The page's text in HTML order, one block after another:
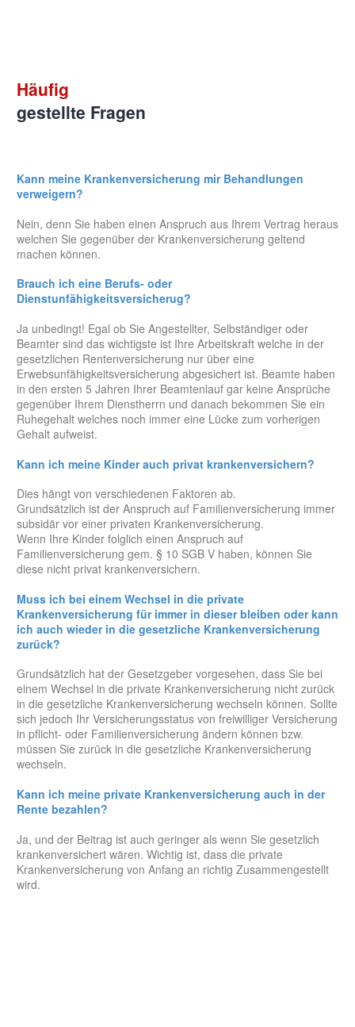
Häufig
gestellte Fragen
Kann meine Krankenversicherung mir Behandlungen
verweigern?
Nein, denn Sie haben einen Anspruch aus Ihrem Vertrag heraus
welchen Sie gegenüber der Krankenversicherung geltend
machen können.
Brauch ich eine Berufs- oder
Dienstunfähigkeitsversicherug?
Ja unbedingt! Egal ob Sie Angestellter, Selbständiger oder
Beamter sind das wichtigste ist Ihre Arbeitskraft welche in der
gesetzlichen Rentenversicherung nur über eine
Erwebsunfähigkeitsversicherung abgesichert ist. Beamte haben
in den ersten 5 Jahren Ihrer Beamtenlauf gar keine Ansprüche
gegenüber Ihrem Dienstherrn und danach bekommen Sie ein
Ruhegehalt welches noch immer eine Lücke zum vorherigen
Gehalt aufweist.
Kann ich meine Kinder auch privat krankenversichern?
Dies hängt von verschiedenen Faktoren ab.
Grundsätzlich ist der Anspruch auf Familienversicherung immer
subsidär vor einer privaten Krankenversicherung.
Wenn Ihre Kinder folglich einen Anspruch auf
Familienversicherung gem. § 10 SGB V haben, können Sie
diese nicht privat krankenversichern.
Muss ich bei einem Wechsel in die private
Krankenversicherung für immer in dieser bleiben oder kann
ich auch wieder in die gesetzliche Krankenversicherung
zurück?
Grundsätzlich hat der Gesetzgeber vorgesehen, dass Sie bei
einem Wechsel in die private Krankenversicherung nicht zurück
in die gesetzliche Krankenversicherung wechseln können. Sollte
sich jedoch Ihr Versicherungsstatus von freiwilliger Versicherung
in pflicht- oder Familienversicherung ändern können bzw.
müssen Sie zurück in die gesetzliche Krankenversicherung
wechseln.
Kann ich meine private Krankenversicherung auch in der
Rente bezahlen?
Ja, und der Beitrag ist auch geringer als wenn Sie gesetzlich
krankenversichert wären. Wichtig ist, dass die private
Krankenversicherung von Anfang an richtig Zusammengestellt
wird.